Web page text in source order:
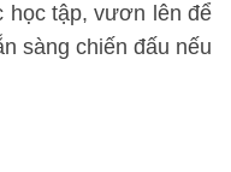
học tập, vươn lên để
sàng chiến đấu nếu